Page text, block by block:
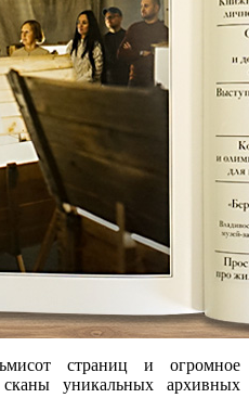
страниц и огромное
уникальных архивных